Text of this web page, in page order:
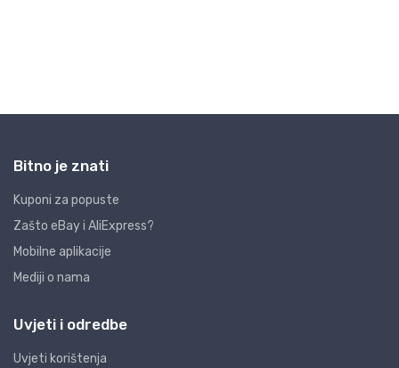
Bitno je znati
Kuponi za popuste
Zašto eBay i AliExpress?
Mobilne aplikacije
Mediji o nama
Uvjeti i odredbe
Uvjeti korištenja